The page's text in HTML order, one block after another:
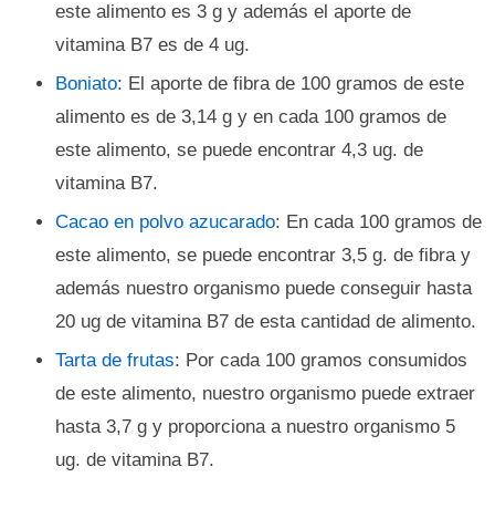
este alimento es 3 g y además el aporte de
vitamina B7 es de 4 ug.
Boniato: El aporte de fibra de 100 gramos de este
alimento es de 3,14 g y en cada 100 gramos de
este alimento, se puede encontrar 4,3 ug. de
vitamina B7.
Cacao en polvo azucarado: En cada 100 gramos de
este alimento, se puede encontrar 3,5 g. de fibra y
además nuestro organismo puede conseguir hasta
20 ug de vitamina B7 de esta cantidad de alimento.
Tarta de frutas: Por cada 100 gramos consumidos
de este alimento, nuestro organismo puede extraer
hasta 3,7 g y proporciona a nuestro organismo 5
ug. de vitamina B7.